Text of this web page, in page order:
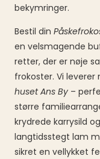
bekymringer.
Bestil din
en velsmagende
retter, der er nøje
frokoster. Vi leverer
huset Ans By –
større
krydrede karrysild
langtidsstegt lam
sikret en vellykket